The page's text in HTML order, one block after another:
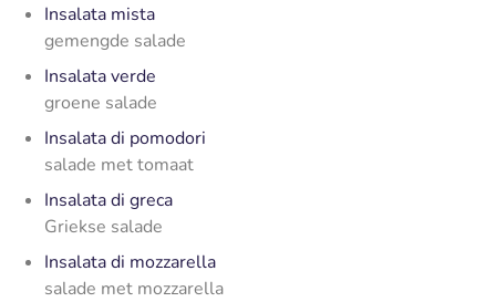
Insalata mista
gemengde salade
Insalata verde
groene salade
Insalata di pomodori
salade met tomaat
Insalata di greca
Griekse salade
Insalata di mozzarella
salade met mozzarella